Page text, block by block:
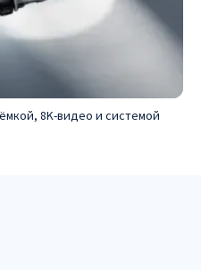
8K-видео и системой